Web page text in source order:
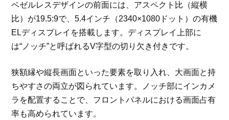
ベゼルレスデザインの前面には、アスペクト比（縦横
比）が19.5:9で、5.4インチ（2340×1080ドット）の有機
ELディスプレイを搭載します。ディスプレイ上部に
は“ノッチ”と呼ばれるV字型の切り欠き付きです。
狭額縁や縦長画面といった要素を取り入れ、大画面と持
ちやすさの両立が図られています。ノッチ部にインカメ
ラを配置することで、フロントパネルにおける画面占有
率も高められています。